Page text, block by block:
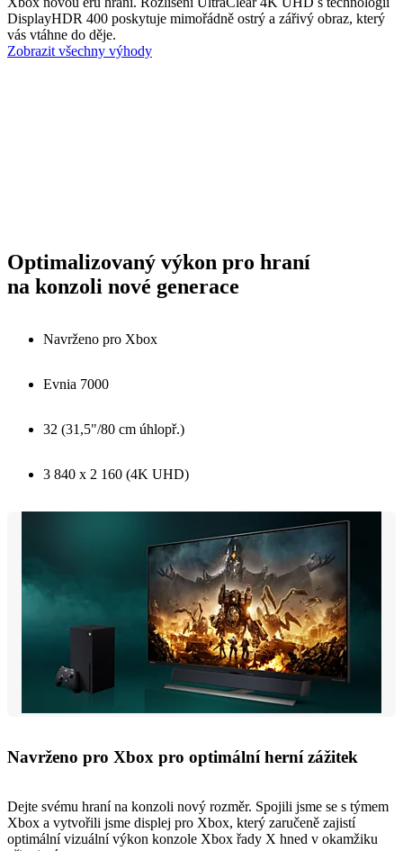
DisplayHDR 400 poskytuje mimořádně ostrý a zářivý obraz, který
vás vtáhne do děje.
Zobrazit všechny výhody
Optimalizovaný výkon pro hraní
na konzoli nové generace
Navrženo pro Xbox
Evnia 7000
32 (31,5"/80 cm úhlopř.)
3 840 x 2 160 (4K UHD)
Navrženo pro Xbox pro optimální herní zážitek
Dejte svému hraní na konzoli nový rozměr. Spojili jsme se s týmem
Xbox a vytvořili jsme displej pro Xbox, který zaručeně zajistí
optimální vizuální výkon konzole Xbox řady X hned v okamžiku